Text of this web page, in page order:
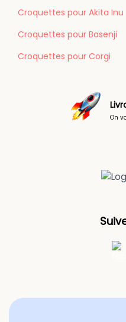
Croquettes pour Akita Inu
Croquettes pour Basenji
Croquettes pour Corgi
Faites